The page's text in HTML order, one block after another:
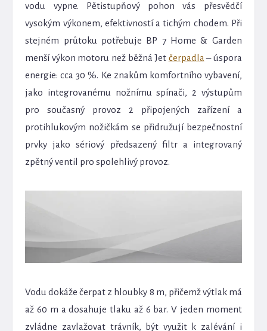
vodu vypne. Pětistupňový pohon vás přesvědčí
vysokým výkonem, efektivností a tichým chodem. Při
stejném průtoku potřebuje BP 7 Home & Garden
menší výkon motoru než běžná Jet čerpadla– úspora
energie: cca 30 %. Ke znakům komfortního vybavení,
jako integrovanému nožnímu spínači, 2 výstupům
pro současný provoz 2 připojených zařízení a
protihlukovým nožičkám se přidružují bezpečnostní
prvky jako sériový předsazený filtr a integrovaný
zpětný ventil pro spolehlivý provoz.
Vodu dokáže čerpat z hloubky 8 m, přičemž výtlak má
až 60 m a dosahuje tlaku až 6 bar. V jeden moment
zvládne zavlažovat trávník, být využit k zalévání i